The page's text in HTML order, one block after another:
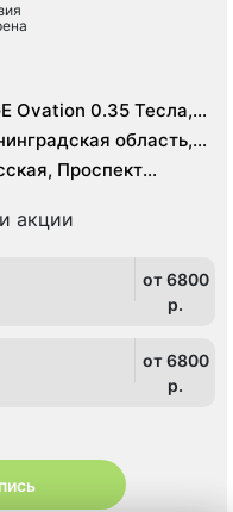
Ovation 0.35 Тесла,
область,
Проспект
акции
от 6800
p.
от 6800
p.